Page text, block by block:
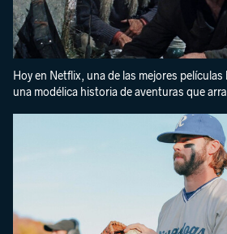
Hoy en Netflix, una de las mejores
una modélica historia de aventuras que